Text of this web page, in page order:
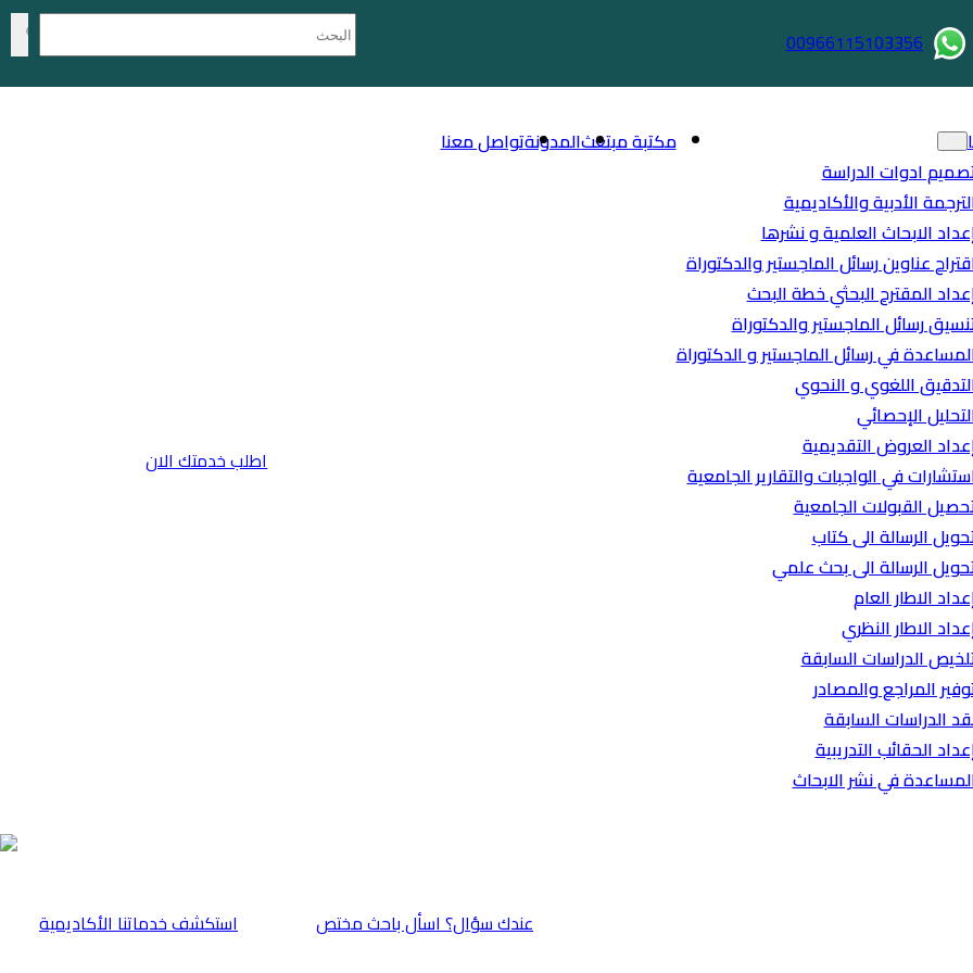
00966115103356
ادوات الدراسة
الأدبية والأكاديمية
الابحاث العلمية و نشرها
عناوين رسائل الماجستير والدكتوراة
المقترح البحثي خطة البحث
رسائل الماجستير والدكتوراة
في رسائل الماجستير و الدكتوراة
اللغوي و النحوي
الإحصائي
العروض التقديمية
في الواجبات والتقارير الجامعية
القبولات الجامعية
الرسالة الى كتاب
الرسالة الى بحث علمي
الاطار العام
الاطار النظري
الدراسات السابقة
المراجع والمصادر
الدراسات السابقة
الحقائب التدريبية
في نشر الابحاث
مكتبة مبتعثالمدونةتواصل معنا
اطلب خدمتك الان
⁠استكشف خدماتنا الأكاديمية عندك سؤال؟ اسأل باحث مختص